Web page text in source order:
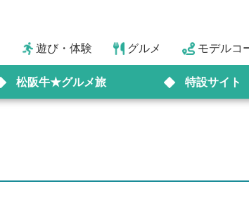
遊び・体験 グルメ モデルコ
松阪牛★グルメ旅 特設サイト